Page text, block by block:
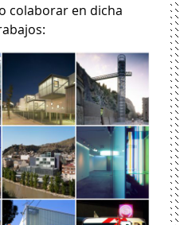
colaborar en dicha